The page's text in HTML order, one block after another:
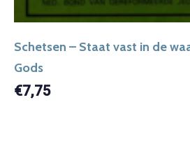
Schetsen – Staat vast in de
Gods
€7,75